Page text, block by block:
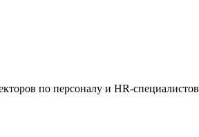
по персоналу и HR-специалистов